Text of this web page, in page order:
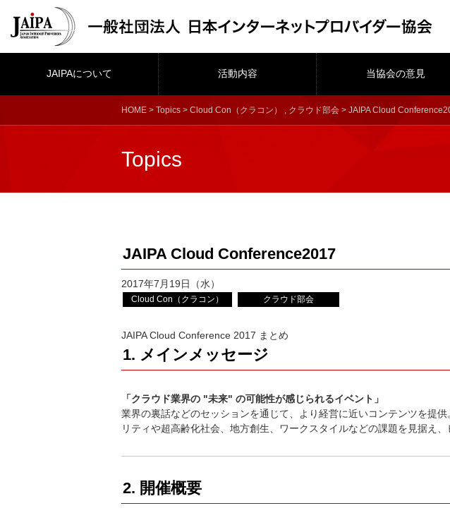
JAIPAについて 活動内容 当協会の意見
HOME > Topics > Cloud Con（クラコン） , クラウド部会 > JAIPA Cloud
Topics
JAIPA Cloud Conference2017
2017年7月19日（水）
Cloud Con（クラコン） クラウド部会
JAIPA Cloud Conference 2017 まとめ
1. メインメッセージ
「クラウド業界の "未来" の可能性が感じられるイベント」
業界の裏話などのセッションを通じて、より経営に近いコンテンツを提
リティや超高齢化社会、地方創生、ワークスタイルなどの課題を見据え、
2. 開催概要